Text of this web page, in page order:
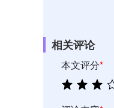
相关评论
本文评分*